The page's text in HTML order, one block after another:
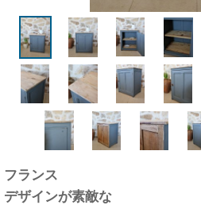
フランス
デザインが素敵な